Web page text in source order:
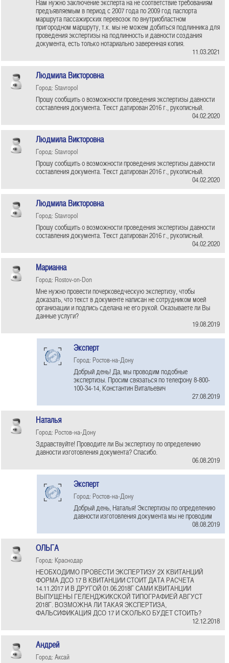
Нам нужно заключение эксперта на не соответствие требованиям
предъявляемым в период с 2007 года по 2009 год паспорта
маршрута пассажирских перевозок по внутриобластном
пригородном маршруту, т.к. мы не можем добиться подлинника для
проведения экспертизы на подлинность и давности создания
документа, есть только нотариально заверенная копия.
11.03.2021
Людмила Викторовна
Город: Stavropol
Прошу сообщить о возможности проведения экспертизы давности
составления документа. Текст датирован 2016 г., рукописный.
04.02.2020
Людмила Викторовна
Город: Stavropol
Прошу сообщить о возможности проведения экспертизы давности
составления документа. Текст датирован 2016 г., рукописный.
04.02.2020
Людмила Викторовна
Город: Stavropol
Прошу сообщить о возможности проведения экспертизы давности
составления документа. Текст датирован 2016 г., рукописный.
04.02.2020
Марианна
Город: Rostov-on-Don
Мне нужно провести почерковедческую экспертизу, чтобы
доказать, что текст в документе написан не сотрудником моей
организации и подпись сделана не его рукой. Оказываете ли Вы
данные услуги?
19.08.2019
Эксперт
Город: Ростов-на-Дону
Добрый день! Да, мы проводим подобные
экспертизы. Просим связаться по телефону 8-800-
100-34-14, Константин Витальевич
27.08.2019
Наталья
Город: Ростов-на-Дону
Здравствуйте! Проводите ли Вы экспертизу по определению
давности изготовления документа? Спасибо.
06.08.2019
Эксперт
Город: Ростов-на-Дону
Добрый день, Наталья! Экспертизы по определению
давности изготовления документа мы не проводим
08.08.2019
ОЛЬГА
Город: Краснодар
НЕОБХОДИМО ПРОВЕСТИ ЭКСПЕРТИЗУ 2Х КВИТАНЦИЙ
ФОРМА ДСО 17 В КВИТАНЦИИ СТОИТ ДАТА РАСЧЕТА
14.11.2017 И В ДРУГОЙ 01.06.2018Г САМИ КВИТАНЦИИ
ВЫПУЩЕНЫ ГЕЛЕНДЖИКСКОЙ ТИПОГРАФИЕЙ АВГУСТ
2018Г. ВОЗМОЖНА ЛИ ТАКАЯ ЭКСПЕРТИЗА,
ФАЛЬСИФИКАЦИЯ ДСО 17 И СКОЛЬКО БУДЕТ СТОИТЬ?
12.12.2018
Андрей
Город: Аксай